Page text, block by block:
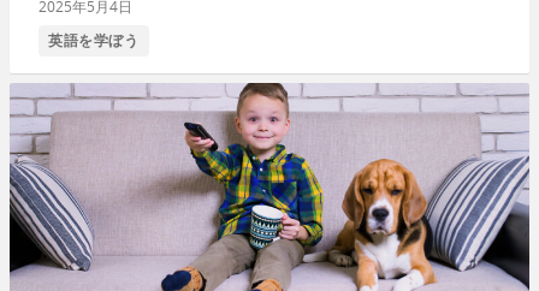
2025年5月4日
英語を学ぼう